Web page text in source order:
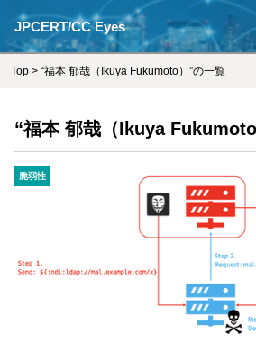
JPCERT/CC Eyes
Top > “福本 郁哉（Ikuya Fukumoto）”の一覧
“福本 郁哉（Ikuya
脆弱性